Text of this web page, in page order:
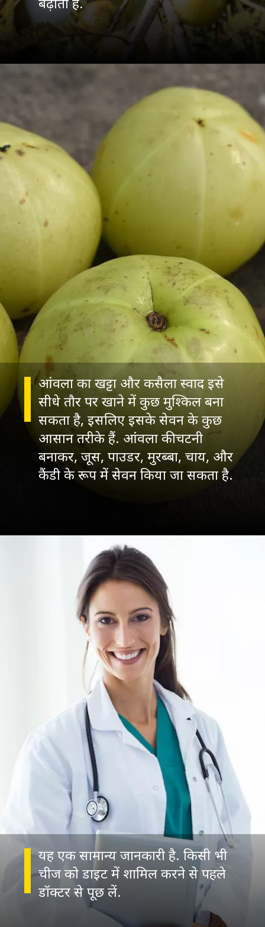
आंवला का खट्टा और कसैला स्वाद इसे
सीधे तौर पर खाने में कुछ मुश्किल बना
सकता है, इसलिए इसके सेवन के कुछ
आसान तरीके हैं. आंवला की चटनी
बनाकर, जूस, पाउडर, मुरब्बा, चाय, और
यह एक सामान्य जानकारी है. किसी भी
चीज को डाइट में शामिल करने से पहले
डॉक्टर से पूछ लें.